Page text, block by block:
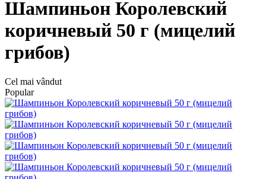
Шампиньон Королевский
коричневый 50 г (мицелий
грибов)
Cel mai vândut
Popular